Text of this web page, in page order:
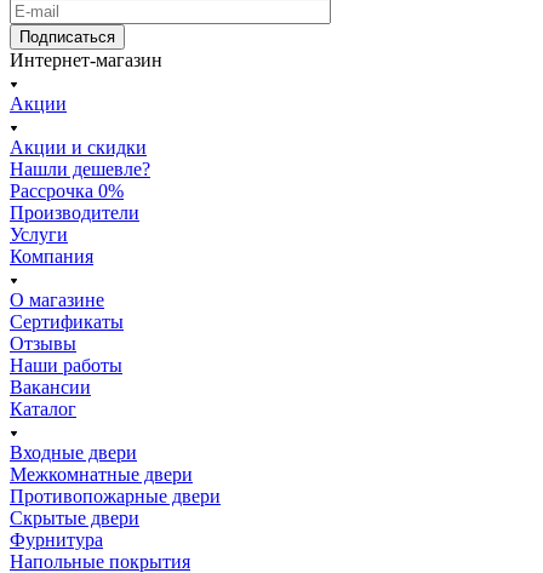
Подписаться
Интернет-магазин
Акции
Акции и скидки
Нашли дешевле?
Рассрочка 0%
Производители
Услуги
Компания
О магазине
Сертификаты
Отзывы
Наши работы
Вакансии
Каталог
Входные двери
Межкомнатные двери
Противопожарные двери
Скрытые двери
Фурнитура
Напольные покрытия